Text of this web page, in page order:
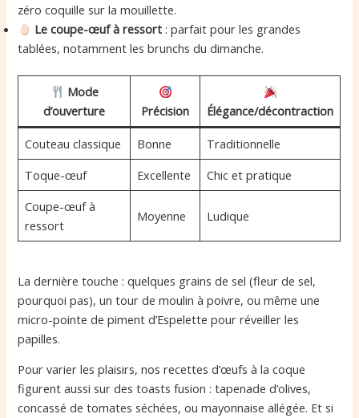
zéro coquille sur la mouillette.
Le coupe-œuf à ressort : parfait pour les grandes
tablées, notamment les brunchs du dimanche.
Mode
d’ouverture
Précision Élégance/décontraction
Couteau classique Bonne
Traditionnelle
Toque-œuf
Excellente
Chic et pratique
Coupe-œuf à
ressort
Moyenne Ludique
La dernière touche : quelques grains de sel (fleur de sel,
pourquoi pas), un tour de moulin à poivre, ou même une
micro-pointe de piment d’Espelette pour réveiller les
papilles.
Pour varier les plaisirs, nos recettes d’œufs à la coque
figurent aussi sur des toasts fusion : tapenade d’olives,
concassé de tomates séchées, ou mayonnaise allégée. Et si